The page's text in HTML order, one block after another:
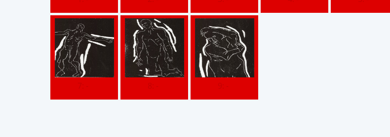
7: - 8: - 9: -